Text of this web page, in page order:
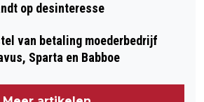
op desinteresse
van betaling moederbedrijf
Sparta en Babboe